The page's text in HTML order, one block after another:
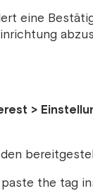
eine
>
paste the tag